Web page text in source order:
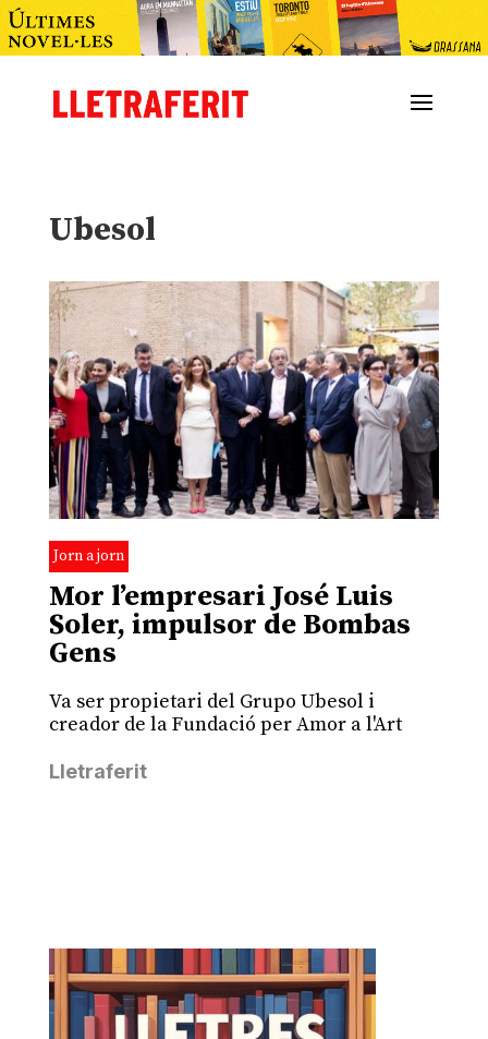
Ubesol
Jorn a jorn
Mor l’empresari José Luis
Soler, impulsor de Bombas
Gens
Va ser propietari del Grupo Ubesol i
creador de la Fundació per Amor a l'Art
Lletraferit